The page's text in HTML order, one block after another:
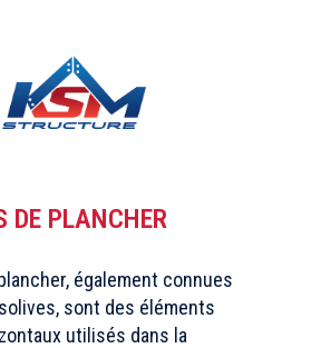
DE PLANCHER
également connues
sont des éléments
utilisés dans la